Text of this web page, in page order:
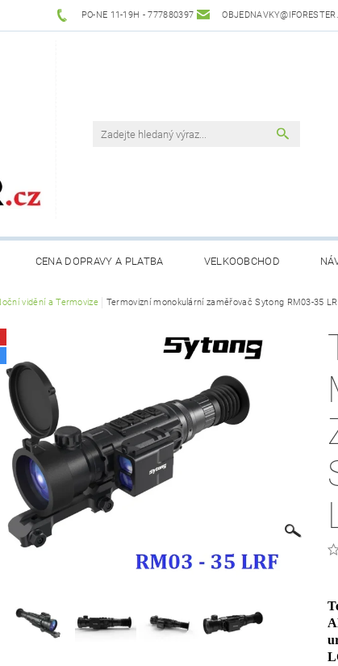
PO-NE 11-19H - 777880397
CENA DOPRAVY A PLATBA VELKOOBCHOD
vidění a Termovize Termovizní monokulární zaměřovač Sytong RM03-35